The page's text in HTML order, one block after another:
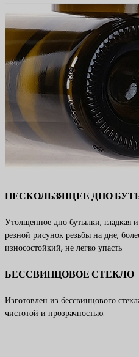
НЕСКОЛЬЗЯЩЕЕ ДНО
Утолщенное дно бутылки, гладкая и
резной рисунок резьбы на дне,
износостойкий, не легко упасть
БЕССВИНЦОВОЕ СТЕКЛО
Изготовлен из бессвинцового
чистотой и прозрачностью.